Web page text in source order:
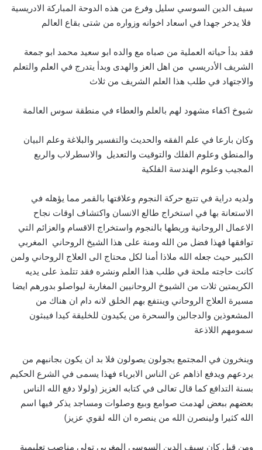
سيف الدين السوسي سليل وفرع من هذه الدوحة المباركة الادريسية
فلا يدخر جهدا في اسعاد اخوانه وزواره من شتى بقاع العالم
فقد بدأ حياته العملية من صباه مع والده ابو سعيد محمد ابو جمعة
الشريف الأدريسي من اهل العز والهدى وبدأ يتدرج في العلم والتعلم
والاجتهاد في طلب هذا العلم الشريف من ثلاث
شيوخ اكفاء مشهود لهم بالعلم والعطاء في منطقة سوس العالمة
وكان بارعا في علم الفقه والحديث والتفسير والبلاغة وعلم البيان
والمنطق وعلوم الفلك والتوقيت والتعديل والاسطرلاب والربع
المجيب وعلوم الهندسة الفلكية
ولديه دراية في تتبع حركة النجوم وعلاقتها بالقمر مما يؤهله في
الاستعانة بها في استخراج طالع الانسان واكتشاف اوقات نجاح
الاعمال الروحانية وربطها بالنجوم واستخراج الاقسام والعزائم التي
توافقها فهذا فضل من الله ومنة على هذا الشيخ الروحاني المغربي
الكبير حيث جعله الله ملاذا أمنا لكل محتاج الى العلاج الروحاني ولمن
كانت حاجته ملحة في طلب هذا العلم ونشره فقد تتلمذ على يديه
الكريمتين ثلات من الشيوخ الروحانيين المغاربة ليواصلو بدورهم ايضا
مسيرة العلاج الروحاني وينتفع بهم الخلق لانه دام ان هناك من
المشعوذين والدجالين والسحرة من يكيدون للخليقة كيدا فيبثون
سمومهم اللاذعة
وينخرون في المجتمع يجولون يصولون فلا بد ان يكون بجانبهم من
يردعهم ويدفع اذاهم عن الناس الابرياء فهذا يسمى في الشرع الحكيم
بسنة التدافع كما قال تعالى في كتابه العزيز (ولولا دفع الله الناس
بعضهم ببعض لهدمت صوامع وبيع وصلوات ومساجد يذكر فيها اسم
الله كثيرا ولينصرن الله من ينصره ان الله لقوي عزيز)
ومن قبل كان سيف الدين السوسي المغربي تولي مناصب تعليمية